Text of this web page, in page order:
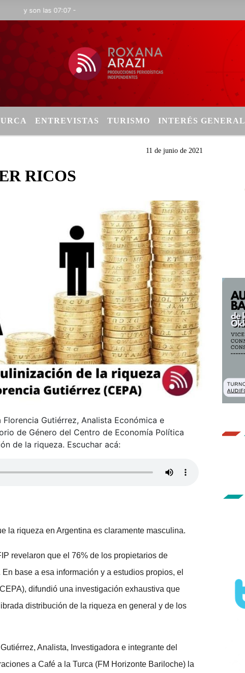
y son las 07:07 -
ENTREVISTAS TURISMO INTERÉS GENERAL
11 de junio de 2021
RICOS
Gutiérrez, Analista Económica e
de Género del Centro de Economía Política
de la riqueza. Escuchar acá:
la riqueza en Argentina es claramente masculina.
revelaron que el 76% de los propietarios de
base a esa información y a estudios propios, el
difundió una investigación exhaustiva que
distribución de la riqueza en general y de los
Analista, Investigadora e integrante del
a Café a la Turca (FM Horizonte Bariloche) la